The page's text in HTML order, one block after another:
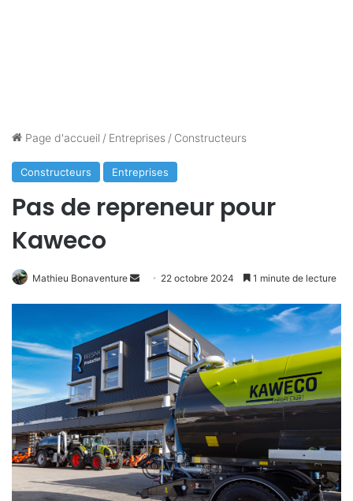
Page d'accueil / Entreprises / Constructeurs
Constructeurs Entreprises
Pas de repreneur pour
Kaweco
Mathieu Bonaventure
Envoyer
courriel
22 octobre 2024 1 minute de lecture